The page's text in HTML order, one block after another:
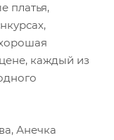
платья,
каждый из
Анечка